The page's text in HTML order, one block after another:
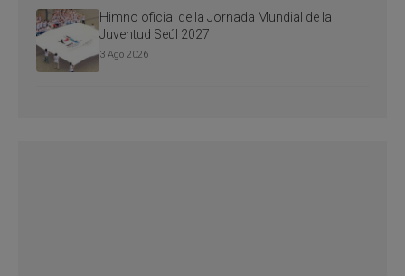
Himno oficial de la Jornada Mundial de la
Juventud Seúl 2027
3 Ago 2026